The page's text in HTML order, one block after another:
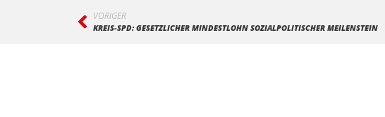
VORIGER
KREIS-SPD: GESETZLICHER MINDESTLOHN SOZIALPOLITISCHER MEILENSTEIN